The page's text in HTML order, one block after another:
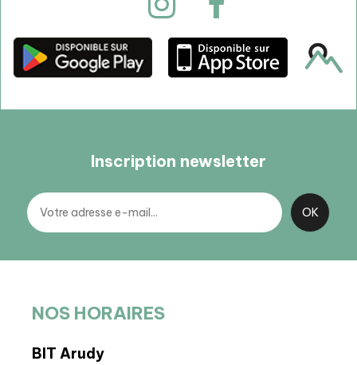
Inscription newsletter
NOS HORAIRES
BIT Arudy